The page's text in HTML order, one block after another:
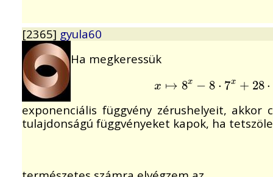
[2365] gyula60
Ha megkeressük
x ↦ 8x − 8 ⋅ 7x + 28 ⋅
x↦8x−8 ·7 x+ 28·6x−56 ·
exponenciális függvény zérushelyeit,
tulajdonságú függvényeket kapok, ha